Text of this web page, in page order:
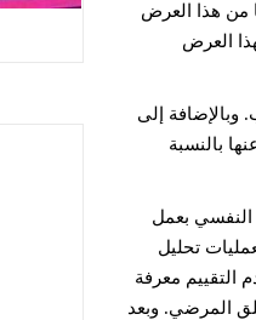
إلى 2% من الأفراد يعانون سنويًا من هذا العرض
العرض
إلى
بالنسبة
بعمل
تحليل
التقييم معرفة
المرضي. وبعد